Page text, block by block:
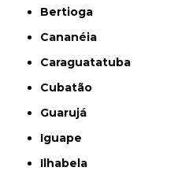
Bertioga
Cananéia
Caraguatatuba
Cubatão
Guarujá
Iguape
Ilhabela